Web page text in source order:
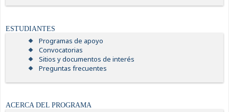
ESTUDIANTES
Programas de apoyo
Convocatorias
Sitios y documentos de interés
Preguntas frecuentes
ACERCA DEL PROGRAMA